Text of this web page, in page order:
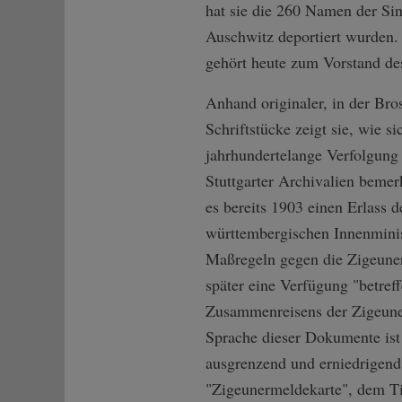
hat sie die 260 Namen der
Auschwitz deportiert
gehört heute zum Vorstand
Anhand originaler, in der
Schriftstücke zeigt sie, wie
jahrhundertelange
Stuttgarter Archivalien
es bereits 1903 einen Erlass
württembergischen
Maßregeln gegen die
später eine Verfügung
Zusammenreisens der
Sprache dieser Dokumente
ausgrenzend und
"Zigeunermeldekarte", dem